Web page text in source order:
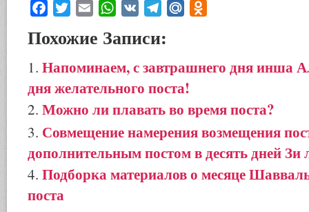
Facebook
Twitter Email WhatsApp
VK TelegramMail.Ru
Похожие Записи:
Напоминаем, с завтрашнего дня инша
дня желательного поста!
Можно ли плавать во время поста?
Совмещение намерения возмещения
дополнительным постом в десять дней
Подборка материалов о месяце
поста